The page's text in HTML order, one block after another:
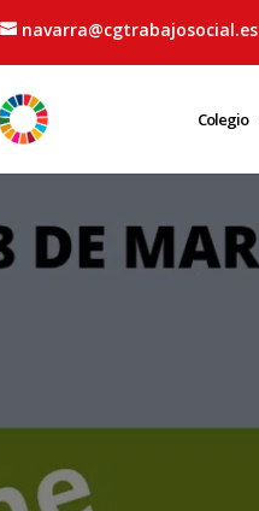
navarra@cgtrabajosocial.es
Colegio